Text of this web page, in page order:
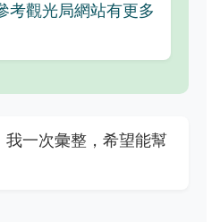
考觀光局網站有更多
一次彙整，希望能幫